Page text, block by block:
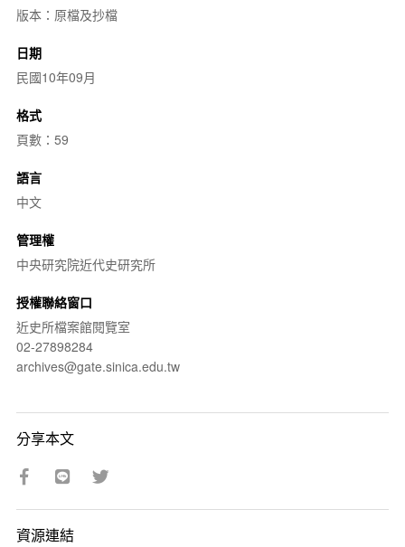
版本：原檔及抄檔
日期
民國10年09月
格式
頁數：59
語言
中文
管理權
中央研究院近代史研究所
授權聯絡窗口
近史所檔案館閱覽室
02-27898284
archives@gate.sinica.edu.tw
分享本文
資源連結